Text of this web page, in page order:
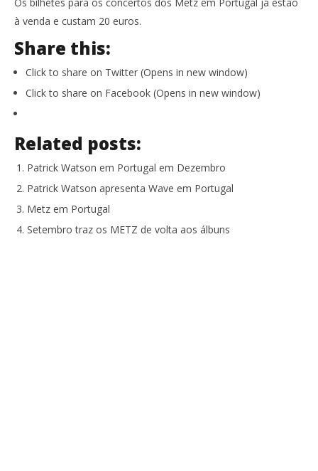
à venda e custam 20 euros.
Share this:
Click to share on Twitter (Opens in new window)
Click to share on Facebook (Opens in new window)
Related posts:
Patrick Watson em Portugal em Dezembro
Patrick Watson apresenta Wave em Portugal
Metz em Portugal
Setembro traz os METZ de volta aos álbuns